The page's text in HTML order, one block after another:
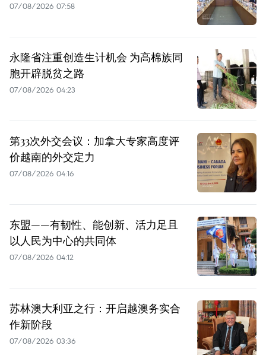
07/08/2026 07:58
永隆省注重创造生计机会 为高棉族同
胞开辟脱贫之路
07/08/2026 04:23
第33次外交会议：加拿大专家高度评
价越南的外交定力
07/08/2026 04:16
东盟——有韧性、能创新、活力足且
以人民为中心的共同体
07/08/2026 04:12
苏林澳大利亚之行：开启越澳务实合
作新阶段
07/08/2026 03:36